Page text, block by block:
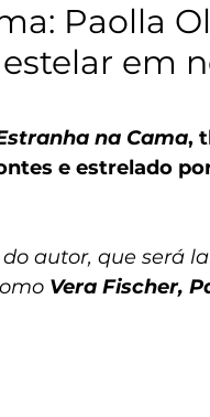
Paolla
em
na Cama,
e estrelado
autor, que será
Vera Fischer,